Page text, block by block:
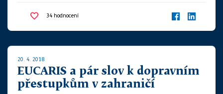
půjčení vozidla vozidlo
zahraničí
34 hodnocení
20. 4. 2018
EUCARIS a pár slov k dopravním
přestupkům v zahraničí